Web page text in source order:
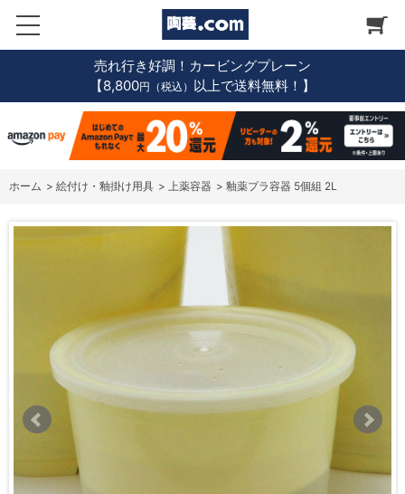
売れ行き好調！カービングプレーン
【8,800円（税込） 以上で送料無料！】
ホーム > 絵付け・釉掛け用具 > 上薬容器 > 釉薬プラ容器 5個組 2L